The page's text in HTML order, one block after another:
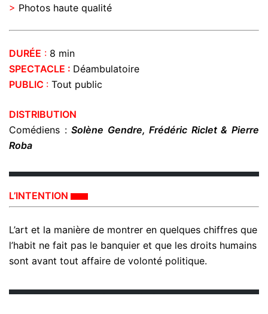
> Photos haute qualité
DURÉE : 8 min
SPECTACLE : Déambulatoire
PUBLIC : Tout public
DISTRIBUTION
Comédiens :Solène Gendre, Frédéric Riclet &Pierre
Roba
L’INTENTION
L’art et la manière de montrer en quelques chiffres que
l’habit ne fait pas le banquier et que les droits humains
sont avant tout affaire de volonté politique.